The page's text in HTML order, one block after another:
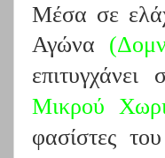
Μέσα σε
Αγώνα (
Μικρού
φασίστες